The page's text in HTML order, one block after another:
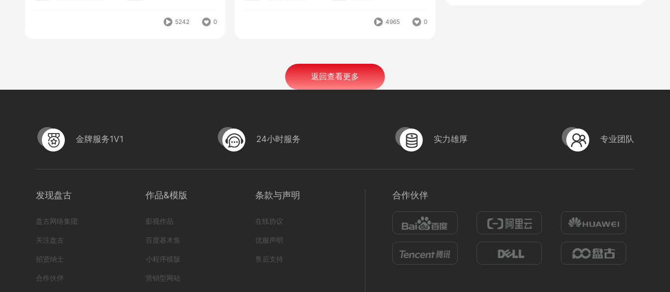
5242 0 4965 0
返回查看更多
金牌服务1V1 24小时服务 实力雄厚 专业团队
发现盘古
盘古网络集团
关注盘古
招贤纳士
合作伙伴
作品&模版
影视作品
百度基木鱼
小程序模版
营销型网站
条款与声明
在线协议
优服声明
售后支持
合作伙伴